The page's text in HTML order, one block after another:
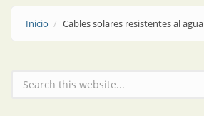
Inicio Cables solares resistentes al agua
Formulario de búsqueda